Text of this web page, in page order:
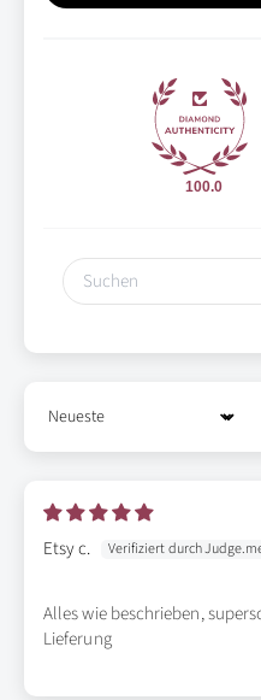
100.0
Sort by
Etsy c.
Alles wie beschrieben,
Lieferung